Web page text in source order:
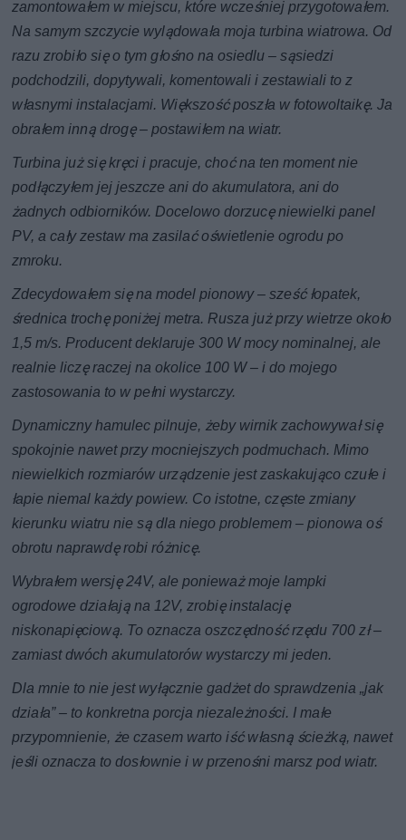
zamontowałem w miejscu, które wcześniej przygotowałem.
Na samym szczycie wylądowała moja turbina wiatrowa. Od
razu zrobiło się o tym głośno na osiedlu – sąsiedzi
podchodzili, dopytywali, komentowali i zestawiali to z
własnymi instalacjami. Większość poszła w fotowoltaikę. Ja
obrałem inną drogę – postawiłem na wiatr.
Turbina już się kręci i pracuje, choć na ten moment nie
podłączyłem jej jeszcze ani do akumulatora, ani do
żadnych odbiorników. Docelowo dorzucę niewielki panel
PV, a cały zestaw ma zasilać oświetlenie ogrodu po
zmroku.
Zdecydowałem się na model pionowy – sześć łopatek,
średnica trochę poniżej metra. Rusza już przy wietrze około
1,5 m/s. Producent deklaruje 300 W mocy nominalnej, ale
realnie liczę raczej na okolice 100 W – i do mojego
zastosowania to w pełni wystarczy.
Dynamiczny hamulec pilnuje, żeby wirnik zachowywał się
spokojnie nawet przy mocniejszych podmuchach. Mimo
niewielkich rozmiarów urządzenie jest zaskakująco czułe i
łapie niemal każdy powiew. Co istotne, częste zmiany
kierunku wiatru nie są dla niego problemem – pionowa oś
obrotu naprawdę robi różnicę.
Wybrałem wersję 24V, ale ponieważ moje lampki
ogrodowe działają na 12V, zrobię instalację
niskonapięciową. To oznacza oszczędność rzędu 700 zł –
zamiast dwóch akumulatorów wystarczy mi jeden.
Dla mnie to nie jest wyłącznie gadżet do sprawdzenia „jak
działa” – to konkretna porcja niezależności. I małe
przypomnienie, że czasem warto iść własną ścieżką, nawet
jeśli oznacza to dosłownie i w przenośni marsz pod wiatr.